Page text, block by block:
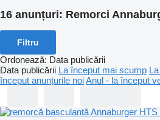
16 anunțuri: Remorci
Filtru
Ordonează: Data publicării
Data publicării La început mai scump
început anunțurile noiAnul - la început